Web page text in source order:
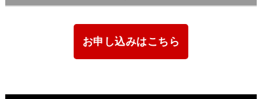
お申し込みはこちら